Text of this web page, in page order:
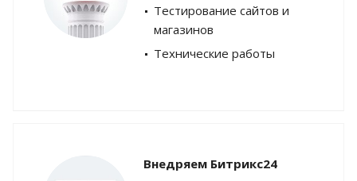
Тестирование сайтов и
магазинов
Технические работы
Внедряем Битрикс24